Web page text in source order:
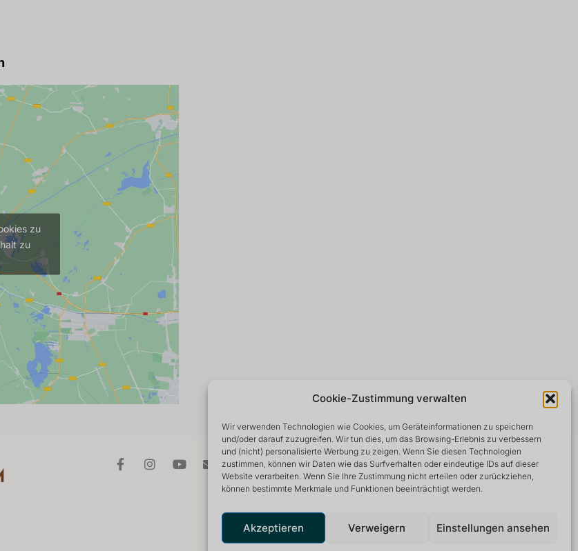
Cookie-Zustimmung verwalten
Wir verwenden Technologien wie Cookies, um Geräteinformationen zu speichern
und/oder darauf zuzugreifen. Wir tun dies, um das Browsing-Erlebnis zu verbessern
und (nicht) personalisierte Werbung zu zeigen. Wenn Sie diesen Technologien
zustimmen, können wir Daten wie das Surfverhalten oder eindeutige IDs auf dieser
Website verarbeiten. Wenn Sie Ihre Zustimmung nicht erteilen oder zurückziehen,
können bestimmte Merkmale und Funktionen beeinträchtigt werden.
Akzeptieren Verweigern Einstellungen ansehen
zu
zu